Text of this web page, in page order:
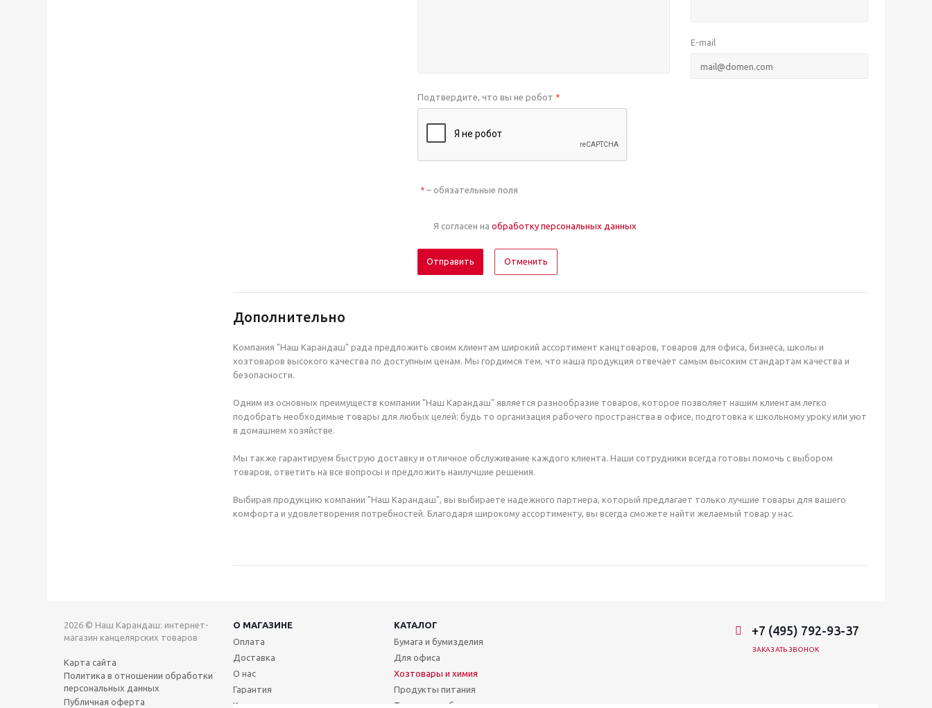
E-mail
Подтвердите, что вы не робот *
*– обязательные поля
Я согласен на обработку персональных данных
Отменить
Дополнительно
Компания "Наш Карандаш" рада предложить своим клиентам широкий ассортимент канцтоваров, товаров для офиса, бизнеса, школы и
хозтоваров высокого качества по доступным ценам. Мы гордимся тем, что наша продукция отвечает самым высоким стандартам качества и
безопасности.
Одним из основных преимуществ компании "Наш Карандаш" является разнообразие товаров, которое позволяет нашим клиентам легко
подобрать необходимые товары для любых целей: будь то организация рабочего пространства в офисе, подготовка к школьному уроку или уют
в домашнем хозяйстве.
Мы также гарантируем быструю доставку и отличное обслуживание каждого клиента. Наши сотрудники всегда готовы помочь с выбором
товаров, ответить на все вопросы и предложить наилучшие решения.
Выбирая продукцию компании "Наш Карандаш", вы выбираете надежного партнера, который предлагает только лучшие товары для вашего
комфорта и удовлетворения потребностей. Благодаря широкому ассортименту, вы всегда сможете найти желаемый товар у нас.
2026 © Наш Карандаш: интернет-
магазин канцелярских товаров
Карта сайта
Политика в отношении обработки
персональных данных
Публичная оферта
О МАГАЗИНЕ
КАТАЛОГ
Оплата
Доставка
О нас
Гарантия
Контакты
Бумага и бумизделия
Для офиса
Хозтовары и химия
Продукты питания
Техника и мебель
+7 (495) 792-93-37
ЗАКАЗАТЬ ЗВОНОК